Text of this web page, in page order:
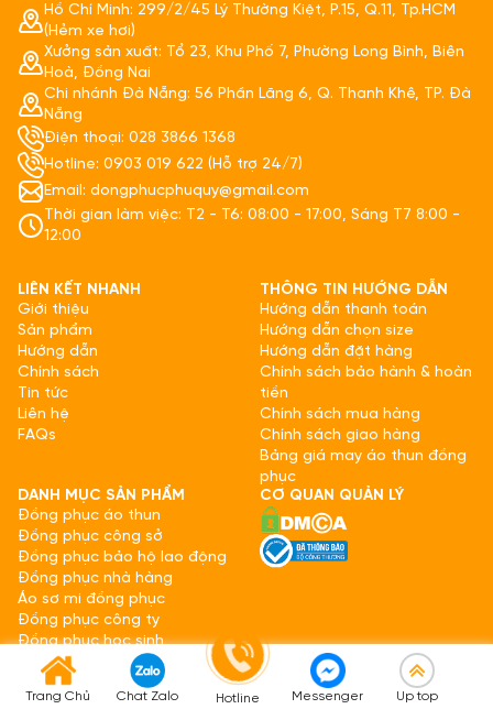
Hồ Chí Minh: 299/2/45 Lý Thường Kiệt, P.15, Q.11, Tp.HCM
(Hẻm xe hơi)
Xưởng sản xuất: Tổ 23, Khu Phố 7, Phường Long Bình, Biên
Hoà, Đồng Nai
Chi nhánh Đà Nẵng: 56 Phần Lăng 6, Q. Thanh Khê, TP. Đà
Nẵng
Điện thoại: 028 3866 1368
Hotline: 0903 019 622 (Hỗ trợ 24/7)
Email: dongphucphuquy@gmail.com
Thời gian làm việc: T2 - T6: 08:00 - 17:00, Sáng T7 8:00 -
12:00
LIÊN KẾT NHANH
Giới thiệu
Sản phẩm
Hướng dẫn
Chính sách
Tin tức
Liên hệ
FAQs
THÔNG TIN HƯỚNG DẪN
Hướng dẫn thanh toán
Hướng dẫn chọn size
Hướng dẫn đặt hàng
Chính sách bảo hành & hoàn
tiền
Chính sách mua hàng
Chính sách giao hàng
Bảng giá may áo thun đồng
phục
DANH MỤC SẢN PHẨM
Đồng phục áo thun
Đồng phục công sở
Đồng phục bảo hộ lao động
Đồng phục nhà hàng
Áo sơ mi đồng phục
Đồng phục công ty
Đồng phục học sinh
May ba lô
Nón đồng phục
CƠ QUAN QUẢN LÝ
Trang Chủ Chat Zalo Hotline Messenger Up top